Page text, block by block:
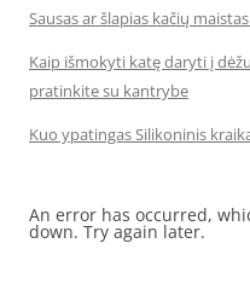
Sausas ar šlapias kačių
Kaip išmokyti katę daryti į
pratinkite su kantrybe
Kuo ypatingas Silikoninis
An error has occurred,
down. Try again later.